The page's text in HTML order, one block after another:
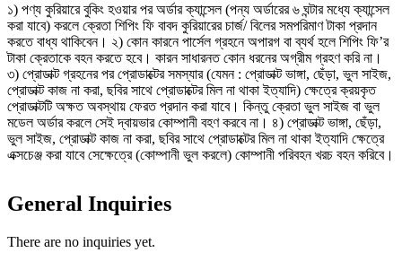
১) পণ্য কুরিয়ারে বুকিং হওয়ার পর অর্ডার ক্যান্সেল (পন্য অর্ডারের ৬ ঘন্টার মধ্যে ক্যান্সেল
করা যাবে) করলে ক্রেতা শিপিং ফি বাবদ কুরিয়ারের চার্জ/ বিলের সমপরিমাণ টাকা প্রদান
করতে বাধ্য থাকিবেন। ২) কোন কারনে পার্সেল গ্রহনে অপারগ বা ব্যর্থ হলে শিপিং ফি’র
টাকা ক্রেতাকে বহন করতে হবে। কারন সাধারনত কোন ধরনের অগ্রীম গ্রহণ করি না।
৩) প্রোডাক্ট গ্রহনের পর প্রোডাক্টের সমস্যার (যেমন : প্রোডাক্ট ভাঙ্গা, ছেঁড়া, ভুল সাইজ,
প্রোডাক্ট কাজ না করা, ছবির সাথে প্রোডাক্টের মিল না থাকা ইত্যাদি) ক্ষেত্রে ক্রয়কৃত
প্রোডাক্টটি অক্ষত অবস্থায় ফেরত প্রদান করা যাবে। কিন্তু ক্রেতা ভুল সাইজ বা ভুল
মডেল অর্ডার করলে সেই দ্বায়ভার কোম্পানী বহণ করবে না। ৪) প্রোডাক্ট ভাঙ্গা, ছেঁড়া,
ভুল সাইজ, প্রোডাক্ট কাজ না করা, ছবির সাথে প্রোডাক্টের মিল না থাকা ইত্যাদি ক্ষেত্রে
এক্সচেঞ্জ করা যাবে সেক্ষেত্রে (কোম্পানী ভুল করলে) কোম্পানী পরিবহন খরচ বহন করিবে।
General Inquiries
There are no inquiries yet.